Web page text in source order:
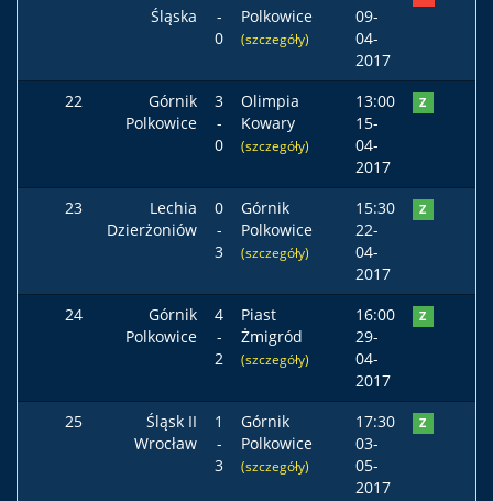
Śląska
-
0
Polkowice
(szczegóły)
09-
04-
2017
22
Górnik
Polkowice
3
-
0
Olimpia
Kowary
(szczegóły)
13:00
15-
04-
2017
Z
23
Lechia
Dzierżoniów
0
-
3
Górnik
Polkowice
(szczegóły)
15:30
22-
04-
2017
Z
24
Górnik
Polkowice
4
-
2
Piast
Żmigród
(szczegóły)
16:00
29-
04-
2017
Z
25
Śląsk II
Wrocław
1
-
3
Górnik
Polkowice
(szczegóły)
17:30
03-
05-
2017
Z